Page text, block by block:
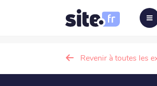
Revenir à toutes les